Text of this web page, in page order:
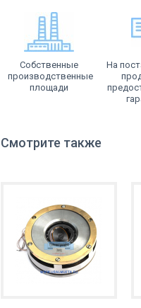
Собственные
производственные
площади
На
Смотрите также